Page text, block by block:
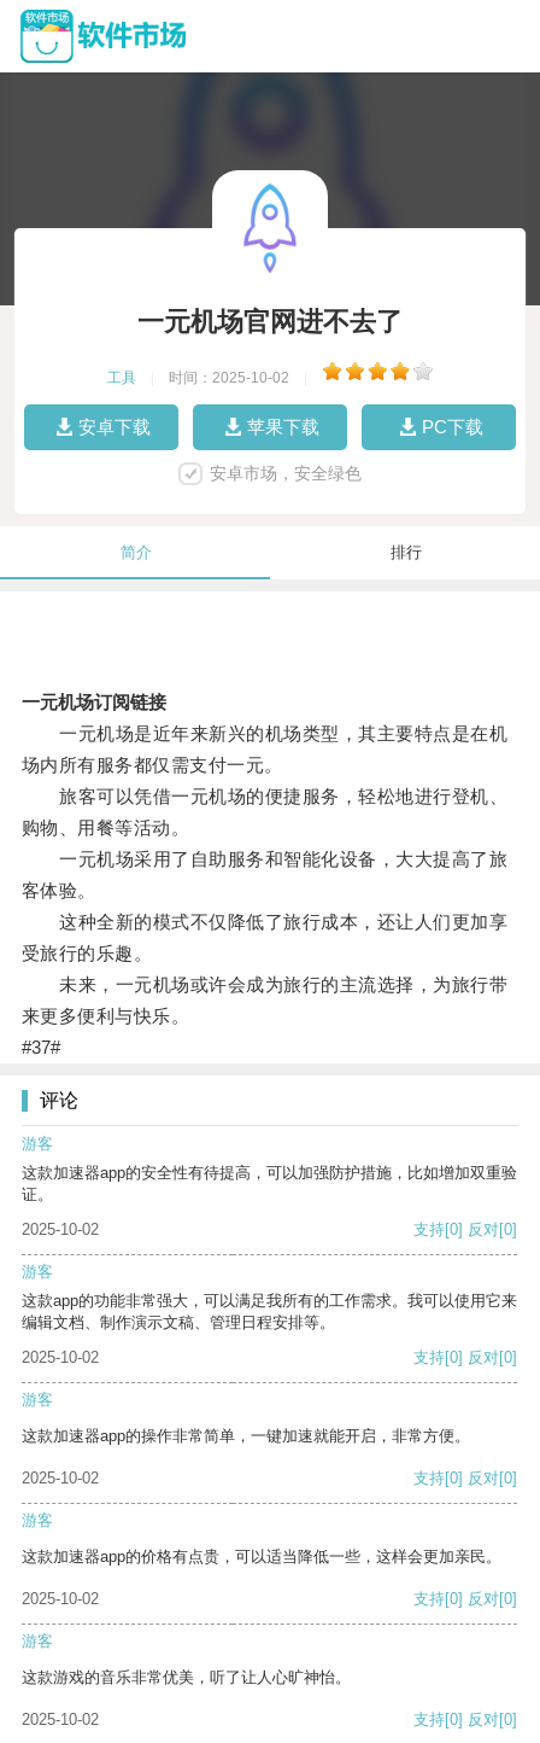
一元机场官网进不去了
工具 时间：2025-10-02
安卓下载 苹果下载 PC下载
安卓市场，安全绿色
简介 排行
一元机场订阅链接
一元机场是近年来新兴的机场类型，其主要特点是在机
场内所有服务都仅需支付一元。
旅客可以凭借一元机场的便捷服务，轻松地进行登机、
购物、用餐等活动。
一元机场采用了自助服务和智能化设备，大大提高了旅
客体验。
这种全新的模式不仅降低了旅行成本，还让人们更加享
受旅行的乐趣。
未来，一元机场或许会成为旅行的主流选择，为旅行带
来更多便利与快乐。
#37#
评论
游客
这款加速器app的安全性有待提高，可以加强防护措施，比如增加双重验
证。
2025-10-02
支持[0] 反对[0]
游客
这款app的功能非常强大，可以满足我所有的工作需求。我可以使用它来
编辑文档、制作演示文稿、管理日程安排等。
2025-10-02
支持[0] 反对[0]
游客
这款加速器app的操作非常简单，一键加速就能开启，非常方便。
2025-10-02 支持[0] 反对[0]
游客
这款加速器app的价格有点贵，可以适当降低一些，这样会更加亲民。
2025-10-02 支持[0] 反对[0]
游客
这款游戏的音乐非常优美，听了让人心旷神怡。
2025-10-02 支持[0] 反对[0]